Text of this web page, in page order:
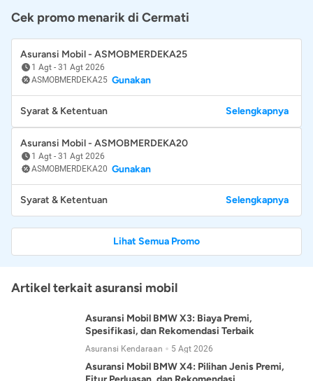
Cek promo menarik di Cermati
Asuransi Mobil - ASMOBMERDEKA25
1 Agt - 31 Agt 2026
ASMOBMERDEKA25 Gunakan
Syarat & Ketentuan Selengkapnya
Asuransi Mobil - ASMOBMERDEKA20
1 Agt - 31 Agt 2026
ASMOBMERDEKA20 Gunakan
Syarat & Ketentuan Selengkapnya
Lihat Semua Promo
Artikel terkait asuransi mobil
Asuransi Mobil BMW X3: Biaya Premi,
Spesifikasi, dan Rekomendasi Terbaik
Asuransi Kendaraan 5 Agt 2026
Asuransi Mobil BMW X4: Pilihan Jenis Premi,